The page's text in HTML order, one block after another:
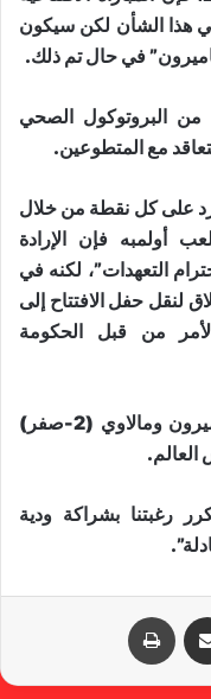
هذا الشأن لكن سيكون
في حال تم ذلك.
من البروتوكول الصحي
مع المتطوعين.
على كل نقطة من خلال
أولمبه فإن الإرادة
التعهدات”، لكنه في
لنقل حفل الافتتاح إلى
من قبل الحكومة
وكان ملعب أولمبه احتضن مباراة الكاميرون ومالاوي (2-صفر)
رغبتنا بشراكة ودية